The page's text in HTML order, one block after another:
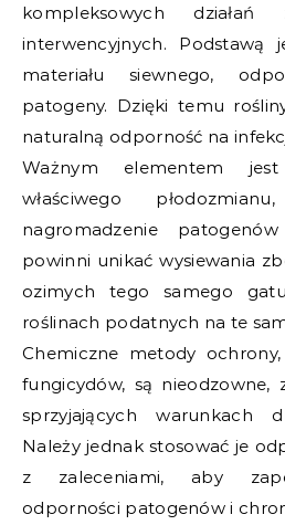
kompleksowych działań
interwencyjnych. Podstawą
materiału siewnego,
patogeny. Dzięki temu
naturalną odporność na
Ważnym elementem
właściwego
nagromadzenie
powinni unikać wysiewania
ozimych tego samego
roślinach podatnych na te
Chemiczne metody
fungicydów, są nieodzowne,
sprzyjających warunkach
Należy jednak stosować je
z zaleceniami, aby
odporności patogenów i